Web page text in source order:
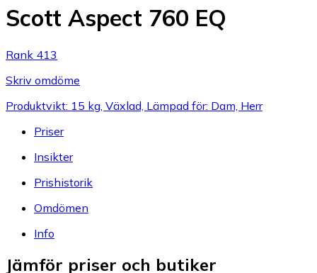
Scott Aspect 760 EQ
Rank 413
Skriv omdöme
Produktvikt: 15 kg, Växlad, Lämpad för: Dam, Herr
Priser
Insikter
Prishistorik
Omdömen
Info
Jämför priser och butiker